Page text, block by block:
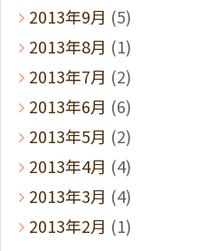
2013年9月 (5)
2013年8月 (1)
2013年7月 (2)
2013年6月 (6)
2013年5月 (2)
2013年4月 (4)
2013年3月 (4)
2013年2月 (1)